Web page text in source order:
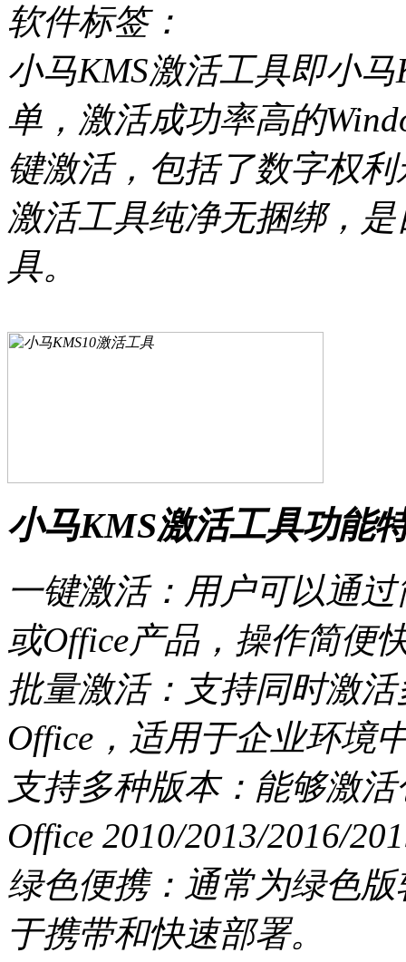
软件标签：
小马KMS激活工具即小
单，激活成功率高的
键激活，包括了数字权
激活工具纯净无捆绑，
具。
小马KMS激活工具功能
一键激活：用户可以通
或Office产品，操作简便
批量激活：支持同时激
Office，适用于企业环境
支持多种版本：能够激活
Office 2010/2013/2016/
绿色便携：通常为绿色
于携带和快速部署。